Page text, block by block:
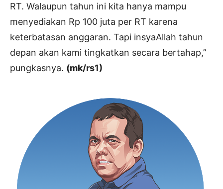
RT. Walaupun tahun ini kita hanya mampu
menyediakan Rp 100 juta per RT karena
keterbatasan anggaran. Tapi insyaAllah tahun
depan akan kami tingkatkan secara bertahap,”
pungkasnya. (mk/rs1)